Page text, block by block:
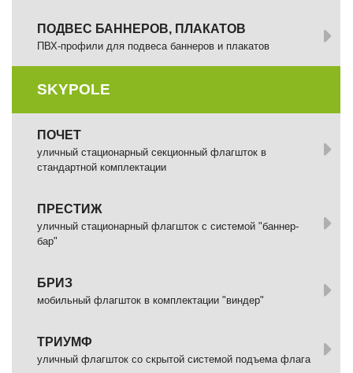
ПОДВЕС БАННЕРОВ, ПЛАКАТОВ
ПВХ-профили для подвеса баннеров и плакатов
SKYPOLE
ПОЧЕТ
уличный стационарный секционный флагшток в
стандартной комплектации
ПРЕСТИЖ
уличный стационарный флагшток с системой "баннер-
бар"
БРИЗ
мобильный флагшток в комплектации "виндер"
ТРИУМФ
уличный флагшток со скрытой системой подъема флага